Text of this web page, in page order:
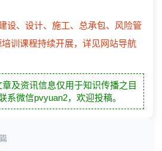
设、设计、施工、总承包、风险管
训课程持续开展，详见网站导航
章及资讯信息仅用于知识传播之目
系微信pvyuan2，欢迎投稿。